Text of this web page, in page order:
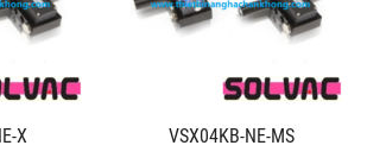
X VSX04KB-NE-MS